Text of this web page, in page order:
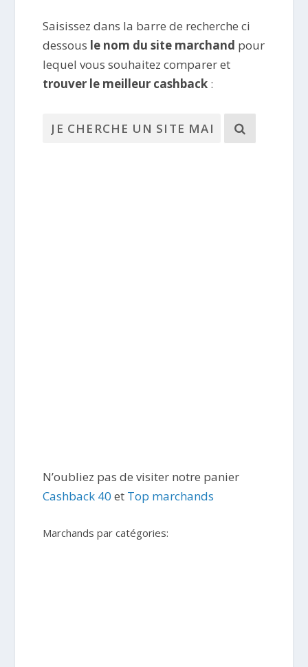
Saisissez dans la barre de recherche ci
dessous le nom du site marchand pour
lequel vous souhaitez comparer et
trouver le meilleur cashback :
N’oubliez pas de visiter notre panier
Cashback 40 et Top marchands
Marchands par catégories: